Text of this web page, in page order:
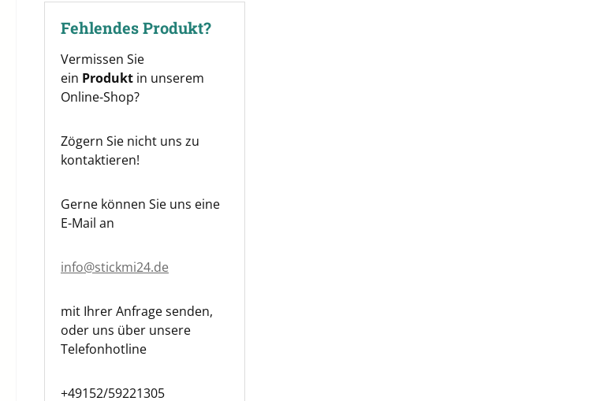
Fehlendes Produkt?
Vermissen Sie
ein Produkt in unserem
Online-Shop?
Zögern Sie nicht uns zu
kontaktieren!
Gerne können Sie uns eine
E-Mail an
info@stickmi24.de
mit Ihrer Anfrage senden,
oder uns über unsere
Telefonhotline
+49152/59221305